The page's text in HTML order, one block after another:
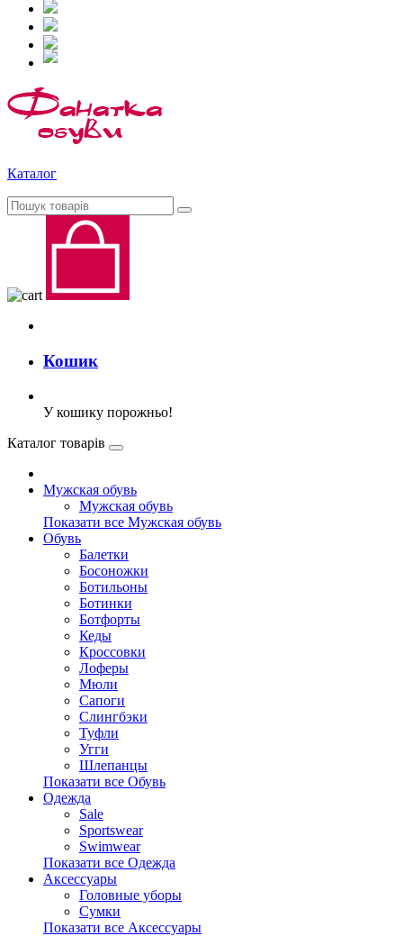
Каталог
Кошик
У кошику порожньо!
Каталог товарів
Мужская обувь
Мужская обувь
Показати все Мужская обувь
Обувь
Балетки
Босоножки
Ботильоны
Ботинки
Ботфорты
Кеды
Кроссовки
Лоферы
Мюли
Сапоги
Слингбэки
Туфли
Угги
Шлепанцы
Показати все Обувь
Одежда
Sale
Sportswear
Swimwear
Показати все Одежда
Аксессуары
Головные уборы
Сумки
Показати все Аксессуары